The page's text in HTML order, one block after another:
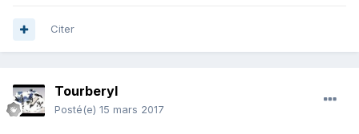
Citer
Tourberyl
Posté(e) 15 mars 2017